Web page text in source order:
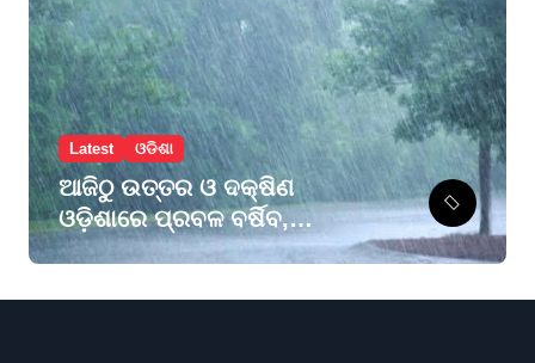
Latest ଓଡିଶା
ଆଜିଠୁ ଉତ୍ତର ଓ ଦକ୍ଷିଣ
ଓଡ଼ିଶାରେ ପ୍ରବଳ ବର୍ଷିବ,
ମୟୂରଭଞ୍ଜ ଓ କେନ୍ଦୁଝରକୁ